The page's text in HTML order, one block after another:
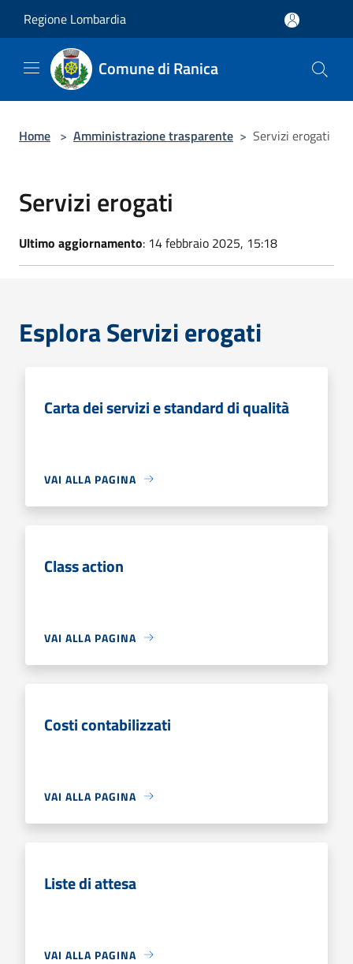
Regione Lombardia
Comune di Ranica
Home > Amministrazione trasparente > Servizi erogati
Servizi erogati
Ultimo aggiornamento: 14 febbraio 2025, 15:18
Esplora Servizi erogati
Carta dei servizi e standard di qualità
VAI ALLA PAGINA
Class action
VAI ALLA PAGINA
Costi contabilizzati
VAI ALLA PAGINA
Liste di attesa
VAI ALLA PAGINA